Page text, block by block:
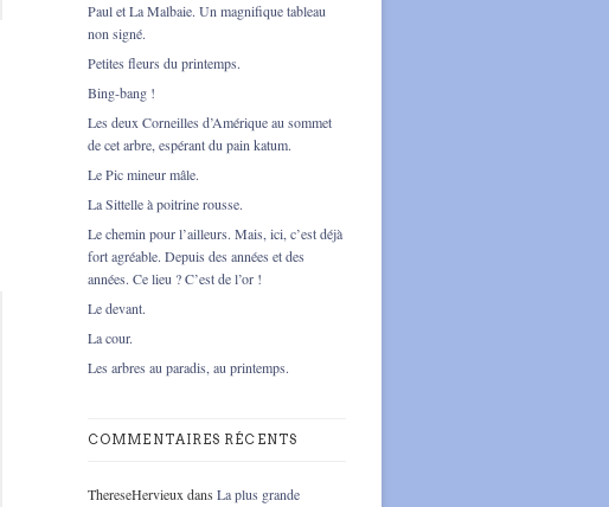
Paul et La Malbaie. Un magnifique tableau
non signé.
Petites fleurs du printemps.
Bing-bang !
Les deux Corneilles d’Amérique au sommet
de cet arbre, espérant du pain katum.
Le Pic mineur mâle.
La Sittelle à poitrine rousse.
Le chemin pour l’ailleurs. Mais, ici, c’est déjà
fort agréable. Depuis des années et des
années. Ce lieu ? C’est de l’or !
Le devant.
La cour.
Les arbres au paradis, au printemps.
COMMENTAIRES RÉCENTS
ThereseHervieux dans La plus grande